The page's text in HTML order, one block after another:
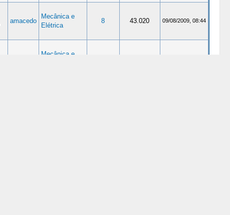
amacedo
Mecânica e
Elétrica
8 43.020 09/08/2009, 08:44
Mecânica e